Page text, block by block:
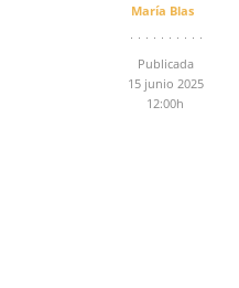
María Blas
Publicada
15 junio 2025
12:00h